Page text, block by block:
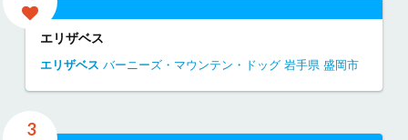
エリザベス
エリザベス バーニーズ・マウンテン・ドッグ 岩手県 盛岡市
3